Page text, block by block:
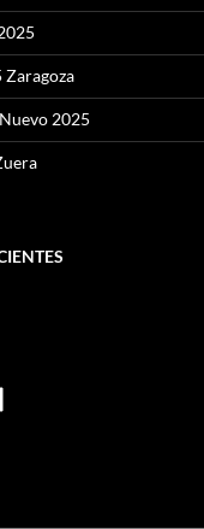
Zaragoza
2025